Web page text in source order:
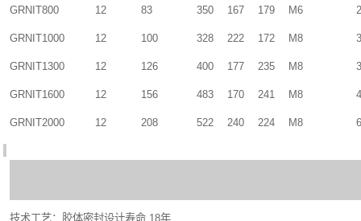
GRNIT800 12 83 350 167 179 M6
GRNIT1000 12 100 328 222 172 M8
GRNIT1300 12 126 400 177 235 M8
GRNIT1600 12 156 483 170 241 M8
GRNIT2000 12 208 522 240 224 M8
技术工艺：胶体密封设计寿命 18年